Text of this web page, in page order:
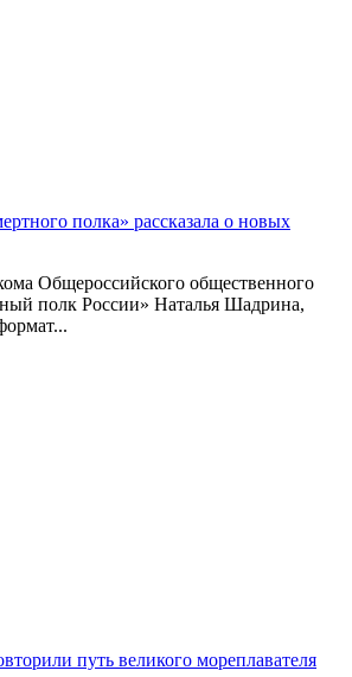
полка» рассказала о новых
Общероссийского общественного
полк России» Наталья Шадрина,
путь великого мореплавателя